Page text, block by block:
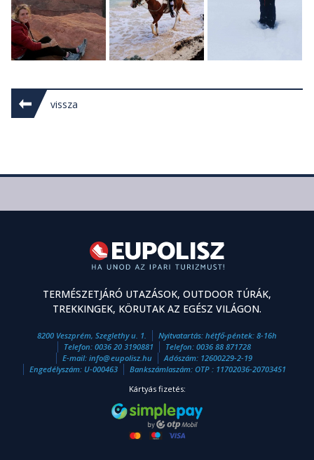
vissza
TERMÉSZETJÁRÓ UTAZÁSOK, OUTDOOR TÚRÁK,
TREKKINGEK, KÖRUTAK AZ EGÉSZ VILÁGON.
8200 Veszprém, Szeglethy u. 1.
Nyitvatartás: hétfő-péntek: 8-16h
Telefon: 0036 20 3190881 Telefon: 0036 88 871728
E-mail: info@eupolisz.hu
Adószám: 12600229-2-19
Engedélyszám: U-000463
Bankszámlaszám: OTP : 11702036-20703451
Kártyás fizetés: